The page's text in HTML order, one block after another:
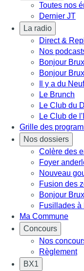
Toutes nos
Dernier JT
La radio
Direct &
Nos
Bonjour
Bonjour
Il y a du Neuf
Le Brunch
Le Club du
Le Club de
Grille des
Nos dossiers
Colère des
Foyer
Nouveau
Fusion des
Bonjour
Fusillades à
Ma Commune
Concours
Nos
Règlement
BX1